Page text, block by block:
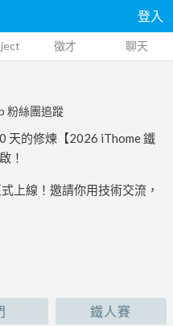
登入
徵才 聊天
粉絲團追蹤
天的修煉【2026 iThome 鐵
！
上線！邀請你用技術交流，
鐵人賽